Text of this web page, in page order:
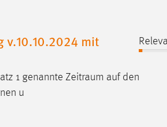
v.10.10.2024 mit
1 genannte Zeitraum auf den
u